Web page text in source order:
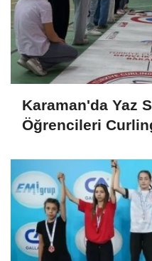
Karaman'da Yaz
Öğrencileri